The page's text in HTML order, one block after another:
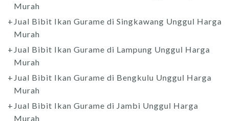
Murah
Jual Bibit Ikan Gurame di Singkawang Unggul Harga
Murah
Jual Bibit Ikan Gurame di Lampung Unggul Harga
Murah
Jual Bibit Ikan Gurame di Bengkulu Unggul Harga
Murah
Jual Bibit Ikan Gurame di Jambi Unggul Harga
Murah